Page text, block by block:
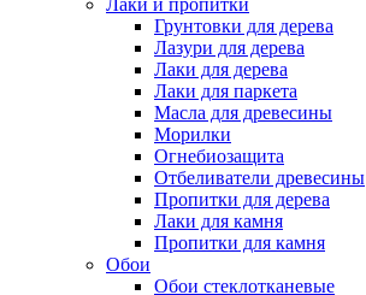
Лаки и пропитки
Грунтовки для дерева
Лазури для дерева
Лаки для дерева
Лаки для паркета
Масла для древесины
Морилки
Огнебиозащита
Отбеливатели древесины
Пропитки для дерева
Лаки для камня
Пропитки для камня
Обои
Обои стеклотканевые